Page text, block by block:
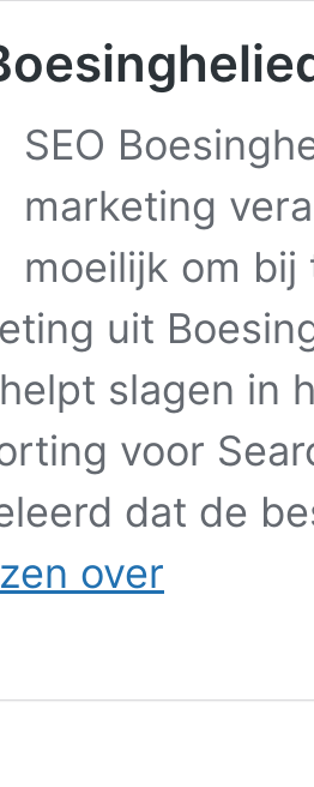
SEO
marketing
moeilijk om bij
uit
slagen in
voor
dat de
over